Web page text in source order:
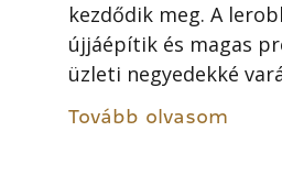
kezdődik meg. A
újjáépítik és magas
üzleti negyedekké
Tovább olvasom